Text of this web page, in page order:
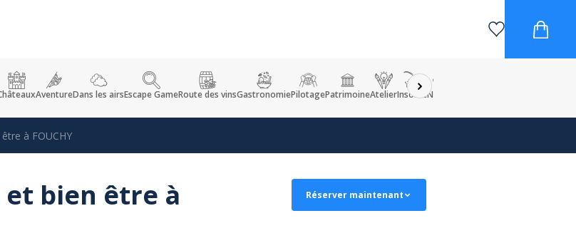
AventureDans les airsEscape GameRoute des vinsGastronomiePilotagePatrimoineAtelierInsoliteNature
à FOUCHY
bien être à
Réserver maintenant